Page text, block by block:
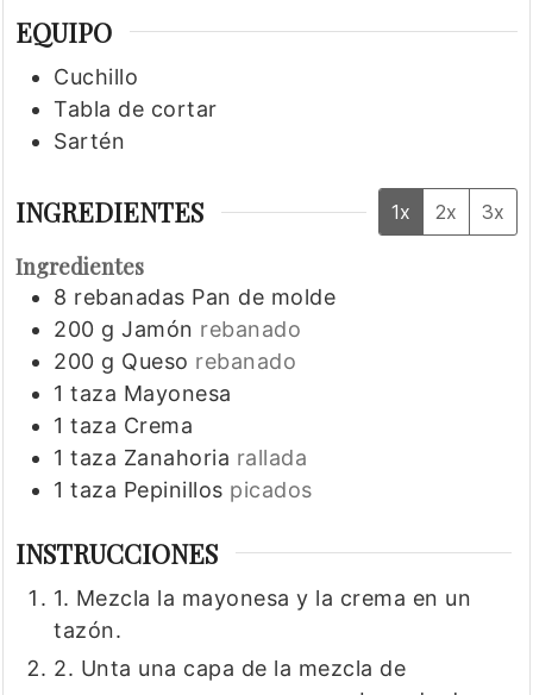
EQUIPO
Cuchillo
Tabla de cortar
Sartén
INGREDIENTES 1x 2x 3x
Ingredientes
8 rebanadas Pan de molde
200 g Jamón rebanado
200 g Queso rebanado
1 taza Mayonesa
1 taza Crema
1 taza Zanahoria rallada
1 taza Pepinillos picados
INSTRUCCIONES
1. Mezcla la mayonesa y la crema en un
tazón.
2. Unta una capa de la mezcla de